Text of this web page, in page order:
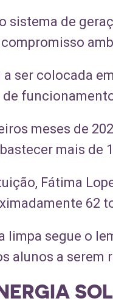
sistema de
ser colocada
meses de
mais de
Fátima
62
limpa segue o
alunos a serem